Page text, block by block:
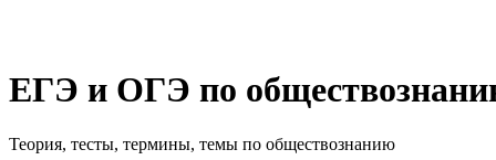
ЕГЭ и ОГЭ по
Теория, тесты, термины, темы по обществознанию